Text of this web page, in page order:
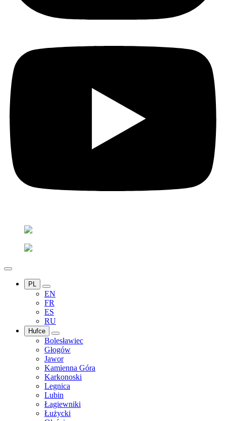
PL
EN
FR
ES
RU
Hufce
Bolesławiec
Głogów
Jawor
Kamienna Góra
Karkonoski
Legnica
Lubin
Łagiewniki
Łużycki